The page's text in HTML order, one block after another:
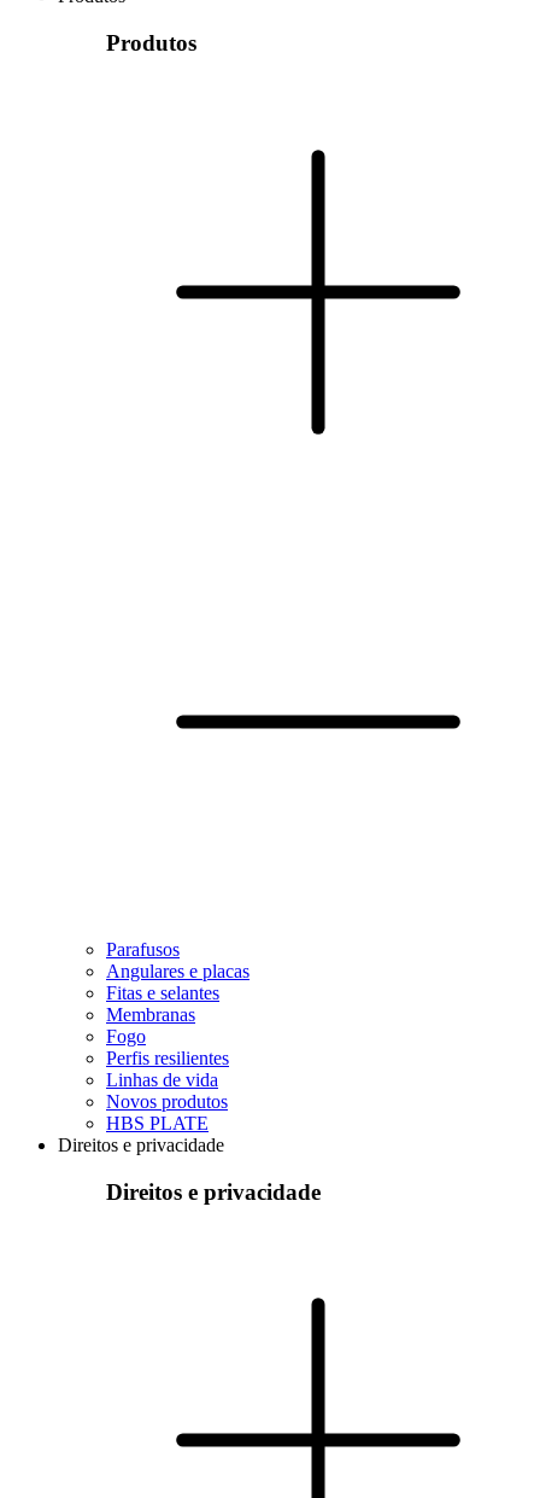
Produtos
Parafusos
Angulares e placas
Fitas e selantes
Membranas
Fogo
Perfis resilientes
Linhas de vida
Novos produtos
HBS PLATE
Direitos e privacidade
Direitos e privacidade